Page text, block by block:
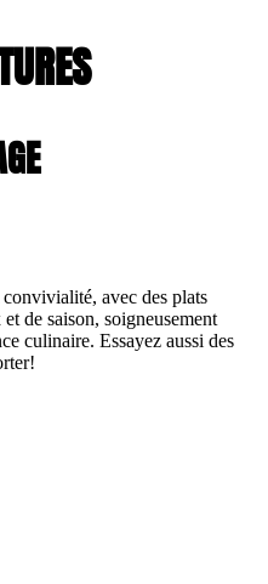
avec des plats
de saison, soigneusement
culinaire. Essayez aussi des